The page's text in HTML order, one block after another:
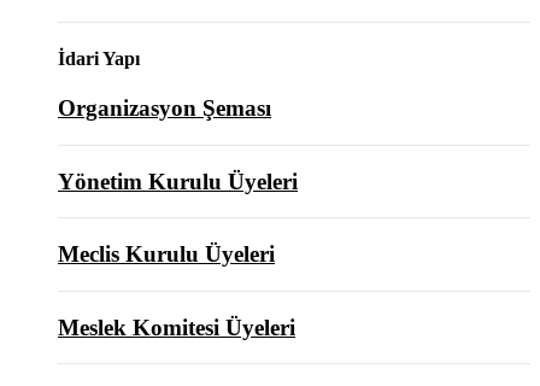
İdari Yapı
Organizasyon Şeması
Yönetim Kurulu Üyeleri
Meclis Kurulu Üyeleri
Meslek Komitesi Üyeleri